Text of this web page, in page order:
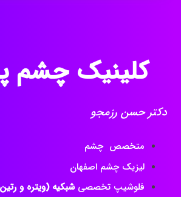
دکتر حسن رزمجو
متخصص چشم
فلوشیپ تخصصی
استاد نمونه دانشگاه علوم پزشکی اصفهان